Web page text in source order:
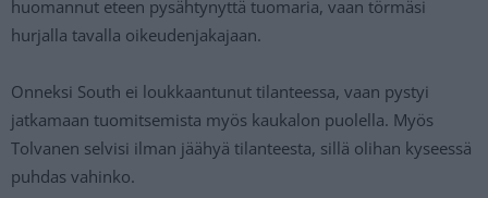
huomannut eteen pysähtynyttä tuomaria, vaan törmäsi
hurjalla tavalla oikeudenjakajaan.
Onneksi South ei loukkaantunut tilanteessa, vaan pystyi
jatkamaan tuomitsemista myös kaukalon puolella. Myös
Tolvanen selvisi ilman jäähyä tilanteesta, sillä olihan kyseessä
puhdas vahinko.